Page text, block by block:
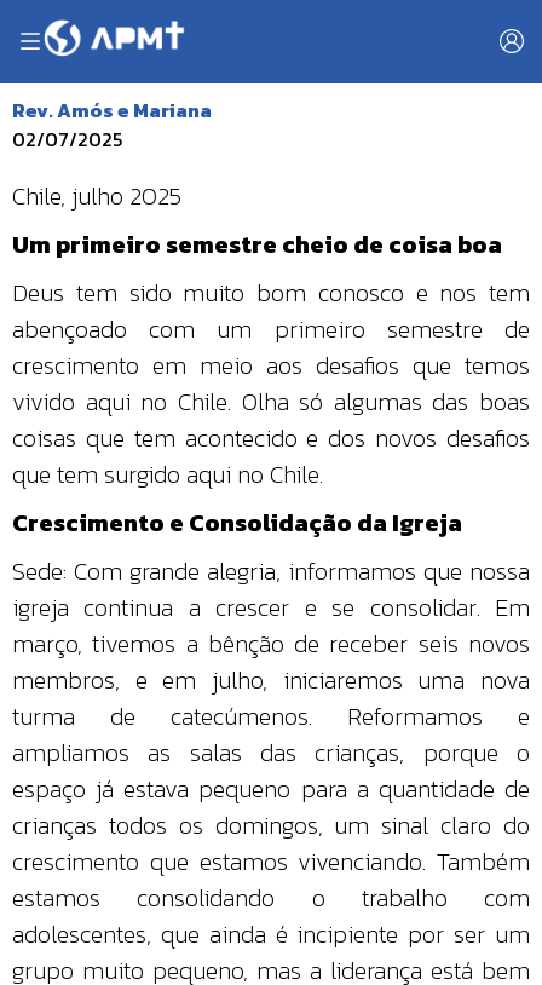
Rev. Amós e Mariana
02/07/2025
Chile, julho 2025
Um primeiro semestre cheio de coisa boa
Deus tem sido muito bom conosco e nos tem
abençoado com um primeiro semestre de
crescimento em meio aos desafios que temos
vivido aqui no Chile. Olha só algumas das boas
coisas que tem acontecido e dos novos desafios
que tem surgido aqui no Chile.
Crescimento e Consolidação da Igreja
Sede: Com grande alegria, informamos que nossa
igreja continua a crescer e se consolidar. Em
março, tivemos a bênção de receber seis novos
membros, e em julho, iniciaremos uma nova
turma de catecúmenos. Reformamos e
ampliamos as salas das crianças, porque o
espaço já estava pequeno para a quantidade de
crianças todos os domingos, um sinal claro do
crescimento que estamos vivenciando. Também
estamos consolidando o trabalho com
adolescentes, que ainda é incipiente por ser um
grupo muito pequeno, mas a liderança está bem